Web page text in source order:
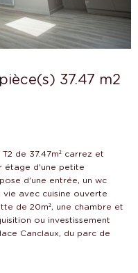
37.47 m2
T2 de 37.47m² carrez et
étage d'une petite
d'une entrée, un wc
vie avec cuisine ouverte
de 20m², une chambre et
ou investissement
Canclaux, du parc de